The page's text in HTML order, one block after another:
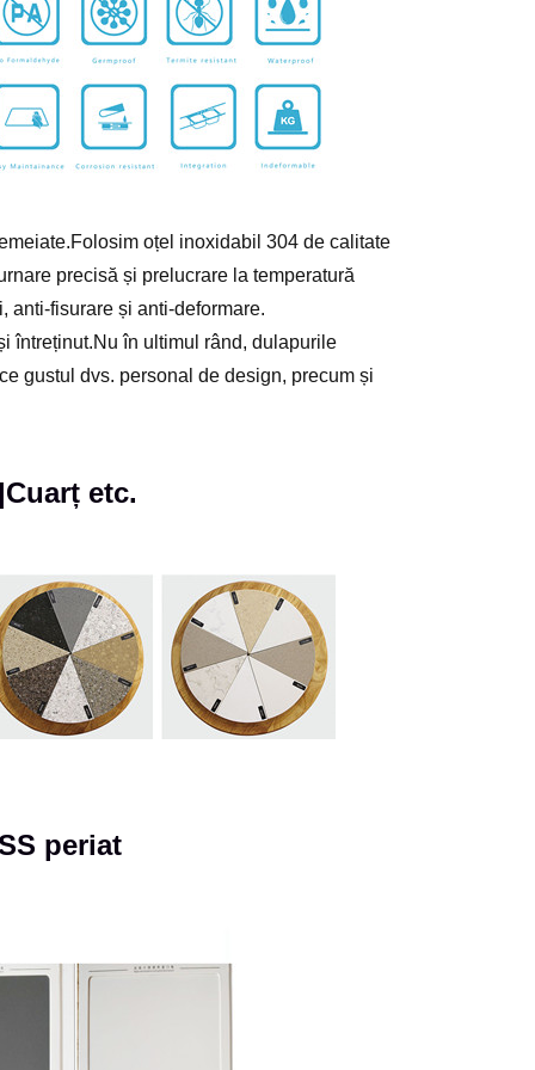
oțel inoxidabil 304 de calitate
precisă și prelucrare la temperatură
anti-fisurare și anti-deformare.
întreținut.Nu în ultimul rând, dulapurile
gustul dvs. personal de design, precum și
etc.
periat